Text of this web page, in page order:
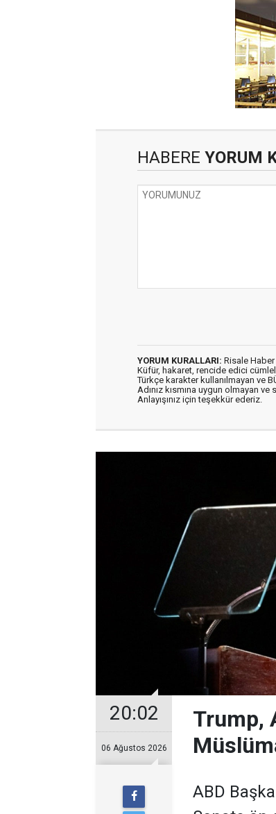
HABERE YORUM
YORUM KURALLARI: Risale Haber
Küfür, hakaret, rencide edici
Türkçe karakter kullanılmayan ve
Adınız kısmına uygun olmayan
Anlayışınız için teşekkür ederiz.
20:02
06 Ağustos 2026
Trump,
ABD